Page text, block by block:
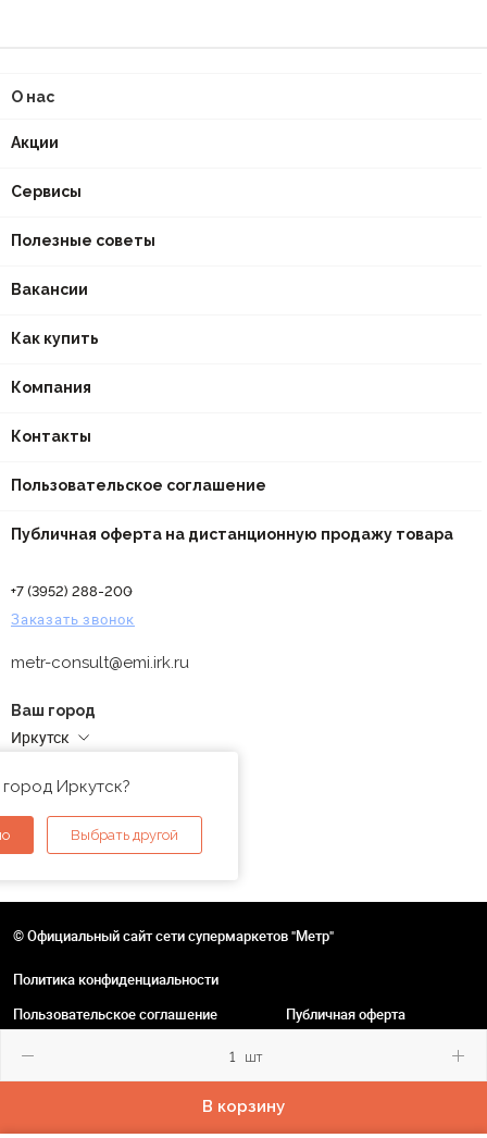
шт
В корзину
О нас
Акции
Сервисы
Полезные советы
Вакансии
Как купить
Компания
Контакты
Пользовательское соглашение
Публичная оферта на дистанционную продажу товара
+7 (3952) 288-200
Заказать звонок
metr-consult@emi.irk.ru
Ваш город
Иркутск
Иркутск?
Выбрать другой
© Официальный сайт сети супермаркетов "Метр"
Политика конфиденциальности
Пользовательское соглашение
Публичная оферта